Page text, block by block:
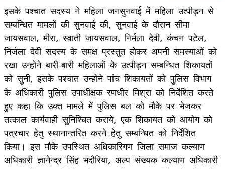
इसके पश्चात सदस्य ने महिला जनसुनवाई में महिला उत्पीड़न से
सम्बन्धित मामलों की सुनवाई की, सुनवाई के दौरान सीमा
जायसवाल, मीरा, स्वाती जायसवाल, निर्मला देवी, कंचन पटेल,
निर्जला देवी सदस्य के समक्ष प्रस्तुत होेेकर अपनी समस्याओं को
रखा उन्होने बारी-बारी महिलाओं के उत्पीड़न सम्बन्धित शिकायतों
को सुनी, इसके पश्चात उन्होने पांच शिकायतों को पुलिस विभाग
के अधिकारी पुलिस उपाधीक्षक रणधीर मिश्रा को निर्देशित करते
हुए कहा कि उक्त मामले में पुलिस बल को मौके पर भेजकर
तत्काल कार्यवाही सुनिश्चित कराये, एक शिकायत को आयोग को
पत्रचार हेतु स्थानान्तरित करने हेतु सम्बन्धित को निर्देशित
किया। इस मौके उपस्थित अधिकारिगण जिला समाज कल्याण
अधिकारी ज्ञानेन्द्र सिंह भदौरिया, अल्प संख्यक कल्याण अधिकारी